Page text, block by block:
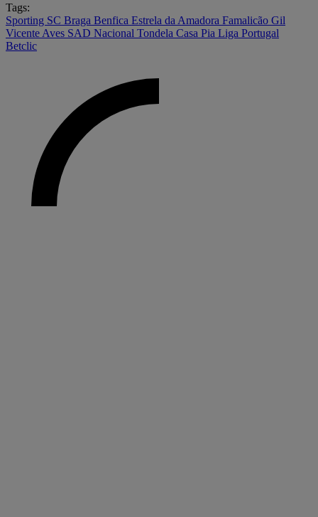
Tags:
Sporting SC Braga Benfica Estrela da Amadora Famalicão Gil
Vicente Aves SAD Nacional Tondela Casa Pia Liga Portugal
Betclic